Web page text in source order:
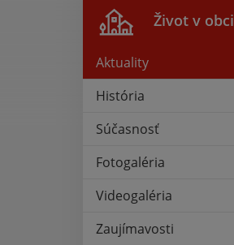
Život v obci
Aktuality
História
Súčasnosť
Fotogaléria
Videogaléria
Zaujímavosti
04. DEC 2023